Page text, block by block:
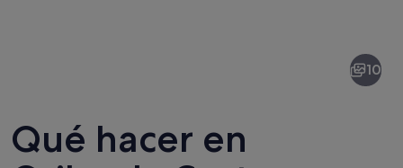
10
Qué hacer en